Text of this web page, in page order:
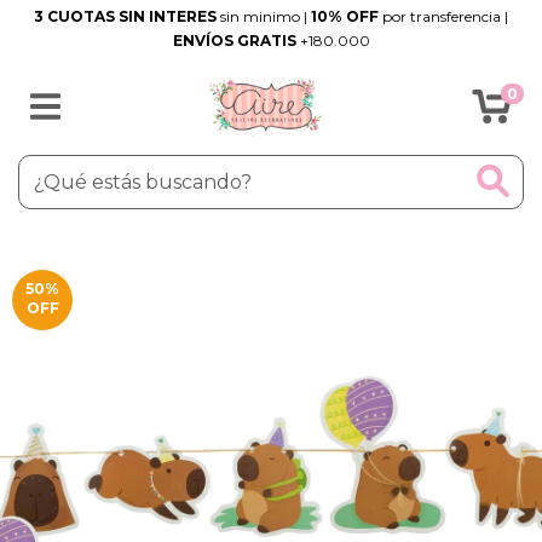
3 CUOTAS SIN INTERES sin minimo | 10% OFF por transferencia |
ENVÍOS GRATIS+180.000
0
50%
OFF